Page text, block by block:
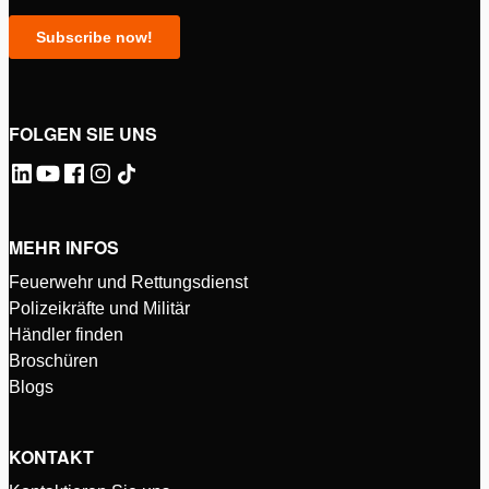
FOLGEN SIE UNS
MEHR INFOS
Feuerwehr und Rettungsdienst
Polizeikräfte und Militär
Händler finden
Broschüren
Blogs
KONTAKT